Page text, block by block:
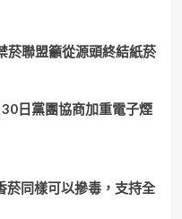
聯盟籲從源頭終結紙菸
日黨團協商加重電子煙
同樣可以摻毒，支持全